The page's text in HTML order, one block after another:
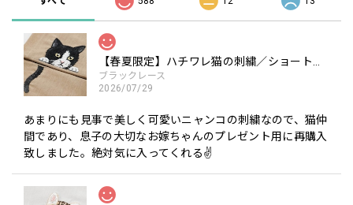
ブラックレース
2026/07/29
あまりにも見事で美しく可愛いニャンコの刺繍なので、猫仲
間であり、息子の大切なお嫁ちゃんのプレゼント用に再購入
致しました。絶対気に入ってくれる✌️